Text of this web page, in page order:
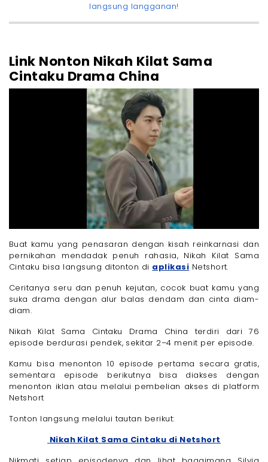
langsung langganan!
Link Nonton Nikah Kilat Sama
Cintaku Drama China
Buat kamu yang penasaran dengan kisah reinkarnasi dan
pernikahan mendadak penuh rahasia, Nikah Kilat Sama
Cintaku bisa langsung ditonton di aplikasi Netshort.
Ceritanya seru dan penuh kejutan, cocok buat kamu yang
suka drama dengan alur balas dendam dan cinta diam-
diam.
Nikah Kilat Sama Cintaku Drama China terdiri dari 76
episode berdurasi pendek, sekitar 2–4 menit per episode.
Kamu bisa menonton 10 episode pertama secara gratis,
sementara episode berikutnya bisa diakses dengan
menonton iklan atau melalui pembelian akses di platform
Netshort
Tonton langsung melalui tautan berikut:
Nikah Kilat Sama Cintaku di Netshort